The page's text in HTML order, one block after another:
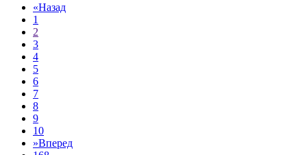
«Назад
1
2
3
4
5
6
7
8
9
10
»Вперед